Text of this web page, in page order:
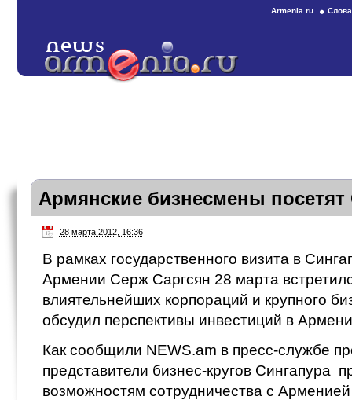
Armenia.ru
Армянские бизнесмены посетят
28 марта 2012, 16:36
В рамках государственного визита в
Армении Серж Саргсян 28 марта
влиятельнейших корпораций и крупного
обсудил перспективы инвестиций в
Как сообщили NEWS.am в пресс-службе
представители бизнес-кругов Сингапура
возможностям сотрудничества с